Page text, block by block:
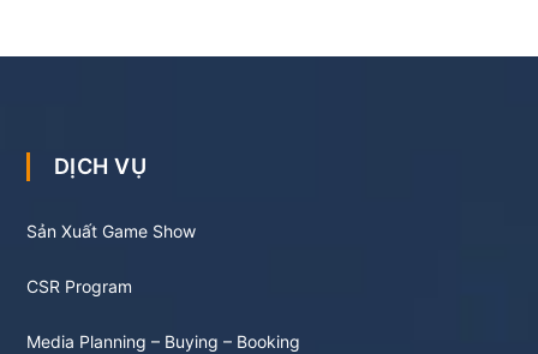
DỊCH VỤ
Sản Xuất Game Show
CSR Program
Media Planning – Buying – Booking